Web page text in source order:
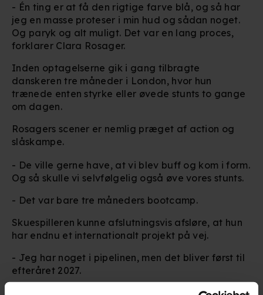
- Én ting er at få den rigtige farve blå, og så har
jeg en masse proteser i min hud og sådan noget.
Og paryk og alt muligt. Det var en lang proces,
forklarer Clara Rosager.
Inden optagelserne gik i gang tilbragte
danskeren tre måneder i London, hvor hun
trænede enten styrke eller øvede stunts to gange
om dagen.
Rosagers scener er nemlig præget af action og
slåskampe.
- De ville gerne have, at vi blev buff og kom i form.
Og så skulle vi selvfølgelig også øve vores stunts.
- Det var bare tre måneders bootcamp.
Skuespilleren kunne afslutningsvis afsløre, at hun
har endnu et internationalt projekt på vej.
- Jeg har noget i pipelinen, men det bliver først til
efteråret 2027.